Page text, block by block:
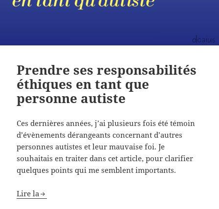
Prendre ses responsabilités
éthiques en tant que
personne autiste
Ces dernières années, j’ai plusieurs fois été témoin
d’évènements dérangeants concernant d’autres
personnes autistes et leur mauvaise foi. Je
souhaitais en traiter dans cet article, pour clarifier
quelques points qui me semblent importants.
Lire la